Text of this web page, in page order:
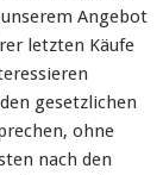
Angebot
letzten Käufe
gesetzlichen
ohne
nach den